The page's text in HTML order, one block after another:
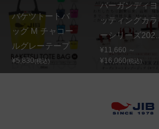
バケツトートバ
ッグ M チャコー
ルグレーテープ
¥5,830(税込)
バーガンディヨ
ッティングカラ
ーシリーズ202...
¥11,660 ～
¥16,060(税込)